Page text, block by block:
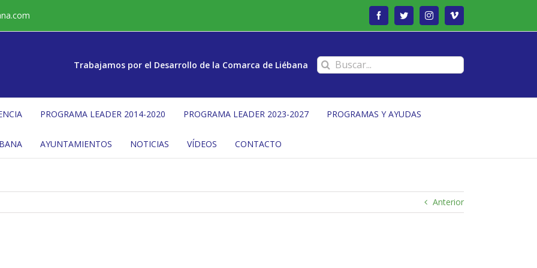
FacebookTwitterInstagramVimeo
Trabajamos por el Desarrollo de la Comarca de Liébana Buscar:
PROGRAMA LEADER 2014-2020 PROGRAMA LEADER 2023-2027 PROGRAMAS Y AYUDAS
AYUNTAMIENTOS NOTICIAS VÍDEOS CONTACTO
Anterior